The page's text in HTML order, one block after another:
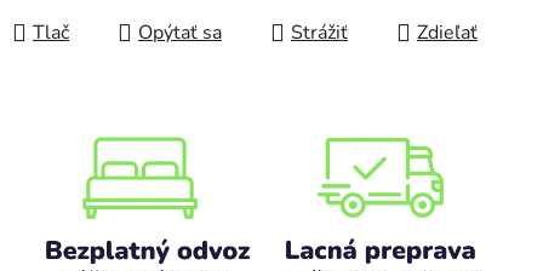
Tlač Opýtať sa Strážiť Zdieľať